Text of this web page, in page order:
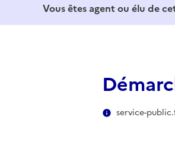
Vous êtes agent ou élu de
service-